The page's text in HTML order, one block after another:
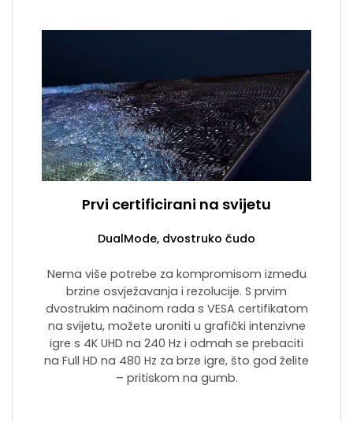
Prvi certificirani na svijetu
DualMode, dvostruko čudo
Nema više potrebe za kompromisom između
brzine osvježavanja i rezolucije. S prvim
dvostrukim načinom rada s VESA certifikatom
na svijetu, možete uroniti u grafički intenzivne
igre s 4K UHD na 240 Hz i odmah se prebaciti
na Full HD na 480 Hz za brze igre, što god želite
– pritiskom na gumb.